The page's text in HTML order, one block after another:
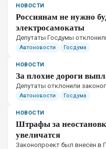
НОВОСТИ
Россиянам не нужно
электросамокаты
Депутаты Госдумы
Автоновости Госдума
НОВОСТИ
За плохие дороги
Депутаты отклонили
Автоновости Госдума
НОВОСТИ
Штрафы за
увеличатся
Законопроект был внесен в